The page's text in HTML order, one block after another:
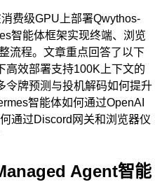
费级GPU上部署Qwythos-
智能体框架实现终端、浏览
流程。文章重点回答了以下
高效部署支持100K上下文的
令牌预测与投机解码如何提升
智能体如何通过OpenAI
通过Discord网关和浏览器仪
Agent智能